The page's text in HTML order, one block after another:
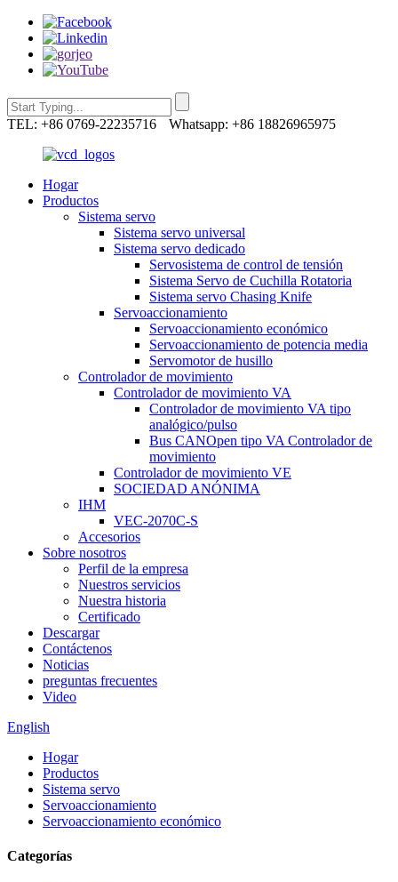
TEL: +86 0769-22235716 Whatsapp: +86 18826965975
Hogar
Productos
Sistema servo
Sistema servo universal
Sistema servo dedicado
Servosistema de control de tensión
Sistema Servo de Cuchilla Rotatoria
Sistema servo Chasing Knife
Servoaccionamiento
Servoaccionamiento económico
Servoaccionamiento de potencia media
Servomotor de husillo
Controlador de movimiento
Controlador de movimiento VA
Controlador de movimiento VA tipo
analógico/pulso
Bus CANOpen tipo VA Controlador de
movimiento
Controlador de movimiento VE
SOCIEDAD ANÓNIMA
IHM
VEC-2070C-S
Accesorios
Sobre nosotros
Perfil de la empresa
Nuestros servicios
Nuestra historia
Certificado
Descargar
Contáctenos
Noticias
preguntas frecuentes
Video
English
Hogar
Productos
Sistema servo
Servoaccionamiento
Servoaccionamiento económico
Categorías